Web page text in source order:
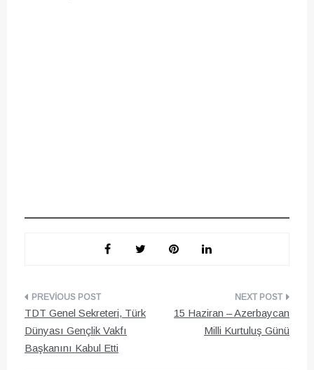
Yazı
gezinmesi
TDT Genel Sekreteri, Türk
Dünyası Gençlik Vakfı
Başkanını Kabul Etti
15 Haziran – Azerbaycan
Milli Kurtuluş Günü